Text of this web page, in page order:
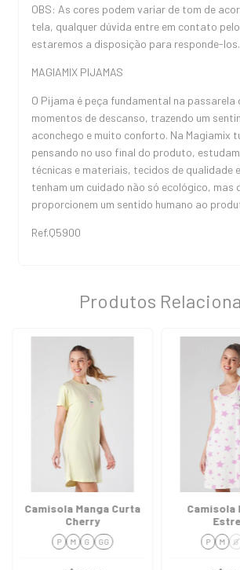
OBS: As cores podem variar de tom de
tela, qualquer dúvida entre em contato
estaremos a disposição para responde-los.
MAGIAMIX PIJAMAS
O Pijama é peça fundamental na passarela
momentos de descanso, trazendo um
aconchego e muito conforto. Na Magiamix
pensando no uso final do produto,
técnicas e materiais, tecidos de qualidade
tenham um cuidado não só ecológico, mas
proporcionem um sentido humano ao
Ref.Q5900
Produtos
Camisola Manga Curta
Cherry
P M G GG
Camisola
P M G